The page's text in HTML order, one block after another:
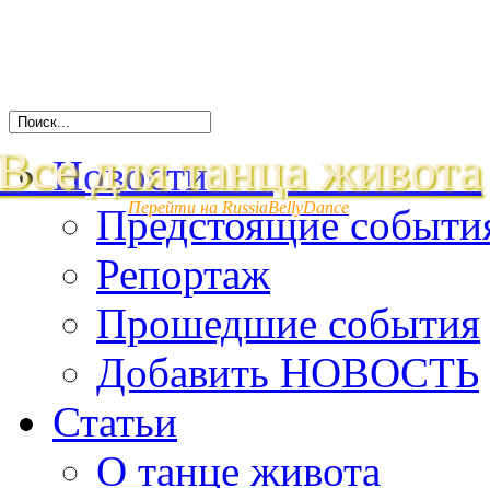
для танца живота
Перейти на RussiaBellyDance
Новости
Предстоящие
Репортаж
Прошедшие события
Добавить НОВОСТЬ
Статьи
О танце живота